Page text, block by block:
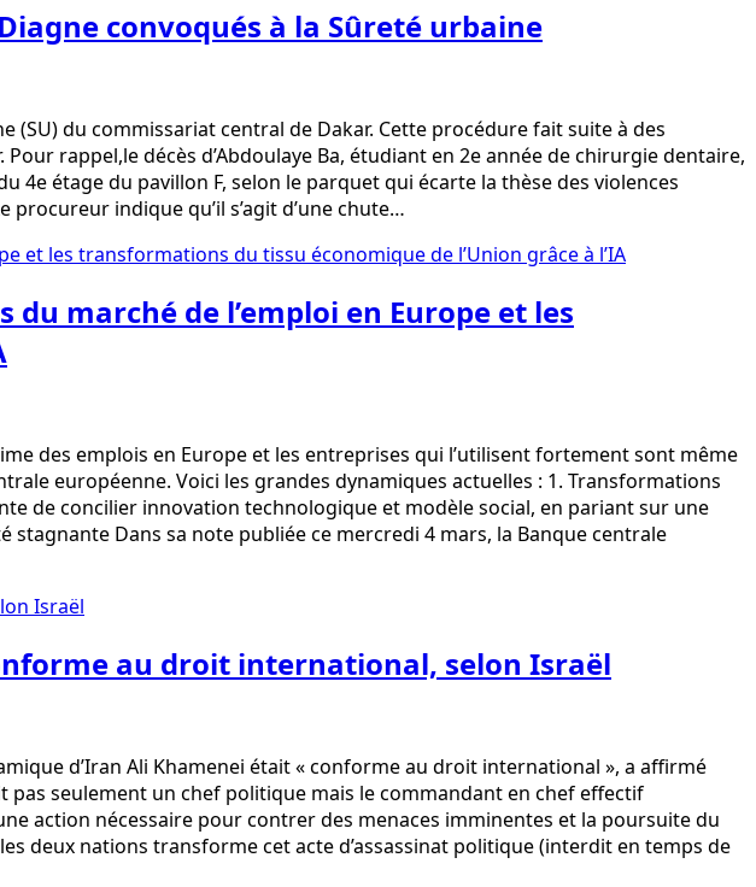
convoqués à la Sûreté urbaine
(SU) du commissariat central de Dakar. Cette procédure fait suite à des
rappel,le décès d’Abdoulaye Ba, étudiant en 2e année de chirurgie dentaire,
4e étage du pavillon F, selon le parquet qui écarte la thèse des violences
indique qu’il s’agit d’une chute…
marché de l’emploi en Europe et les
des emplois en Europe et les entreprises qui l’utilisent fortement sont même
européenne. Voici les grandes dynamiques actuelles : 1. Transformations
de concilier innovation technologique et modèle social, en pariant sur une
Dans sa note publiée ce mercredi 4 mars, la Banque centrale
au droit international, selon Israël
d’Iran Ali Khamenei était « conforme au droit international », a affirmé
pas seulement un chef politique mais le commandant en chef effectif
action nécessaire pour contrer des menaces imminentes et la poursuite du
deux nations transforme cet acte d’assassinat politique (interdit en temps de